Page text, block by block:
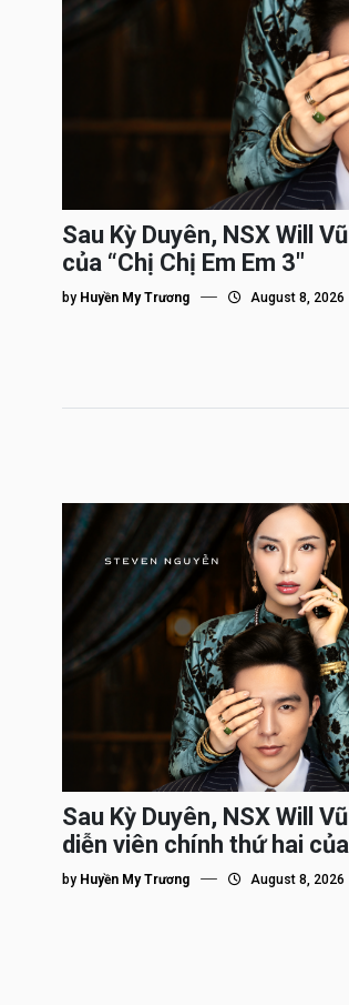
Sau Kỳ Duyên, NSX Will
của “Chị Chị Em Em 3″
by Huyền My Trương August 8, 2026
Sau Kỳ Duyên, NSX Will
diễn viên chính thứ hai của
Em 3″
by Huyền My Trương August 8, 2026